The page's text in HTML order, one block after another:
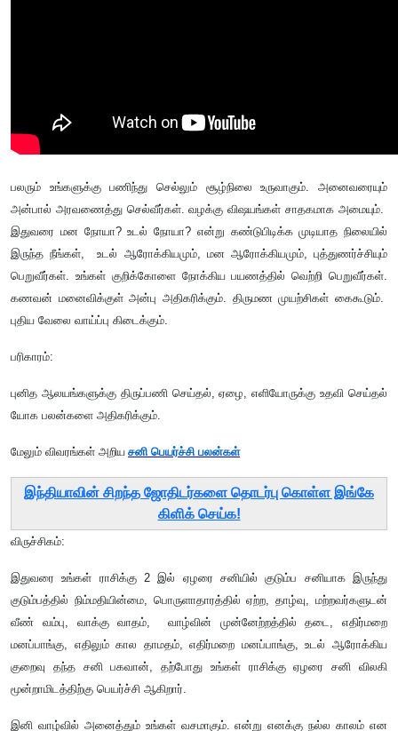
பலரும் உங்களுக்கு பணிந்து செல்லும் சூழ்நிலை உருவாகும். அனைவரையும்
அன்பால் அரவணைத்து செல்வீர்கள். வழக்கு விஷயங்கள் சாதகமாக அமையும்.
இதுவரை மன நோயா? உடல் நோயா? என்று கண்டுபிடிக்க முடியாத நிலையில்
இருந்த நீங்கள், உடல் ஆரோக்கியமும், மன ஆரோக்கியமும், புத்துணர்ச்சியும்
பெறுவீர்கள். உங்கள் குறிக்கோளை நோக்கிய பயணத்தில் வெற்றி பெறுவீர்கள்.
கணவன் மனைவிக்குள் அன்பு அதிகரிக்கும். திருமண முயற்சிகள் கைகூடும்.
புதிய வேலை வாய்ப்பு கிடைக்கும்.
பரிகாரம்:
புனித ஆலயங்களுக்கு திருப்பணி செய்தல், ஏழை, எளியோருக்கு உதவி செய்தல்
யோக பலன்களை அதிகரிக்கும்.
மேலும் விவரங்கள் அறிய சனி பெயர்ச்சி பலன்கள்
இந்தியாவின் சிறந்த ஜோதிடர்களை தொடர்பு கொள்ள இங்கே
கிளிக் செய்க!
விருச்சிகம்:
இதுவரை உங்கள் ராசிக்கு 2 இல் ஏழரை சனியில் குடும்ப சனியாக இருந்து
குடும்பத்தில் நிம்மதியின்மை, பொருளாதாரத்தில் ஏற்ற, தாழ்வு, மற்றவர்களுடன்
வீண் வம்பு, வாக்கு வாதம், வாழ்வின் முன்னேற்றத்தில் தடை, எதிர்மறை
மனப்பாங்கு, எதிலும் கால தாமதம், எதிர்மறை மனப்பாங்கு, உடல் ஆரோக்கிய
குறைவு தந்த சனி பகவான், தற்போது உங்கள் ராசிக்கு ஏழரை சனி விலகி
மூன்றாமிடத்திற்கு பெயர்ச்சி ஆகிறார்.
இனி வாழ்வில் அனைத்தும் உங்கள் வசமாகும். என்று எனக்கு நல்ல காலம் என